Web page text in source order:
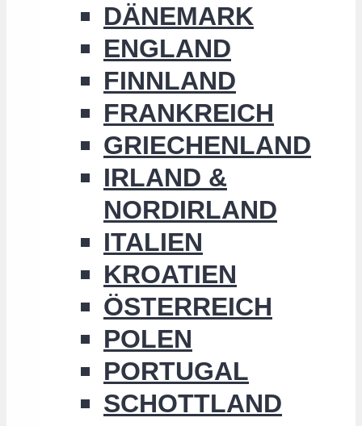
DÄNEMARK
ENGLAND
FINNLAND
FRANKREICH
GRIECHENLAND
IRLAND &
NORDIRLAND
ITALIEN
KROATIEN
ÖSTERREICH
POLEN
PORTUGAL
SCHOTTLAND